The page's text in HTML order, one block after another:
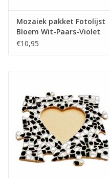
Mozaiek pakket Fotolijst
Bloem Wit-Paars-Violet
€10,95
TOEVOEGEN AAN WINKELWAGEN